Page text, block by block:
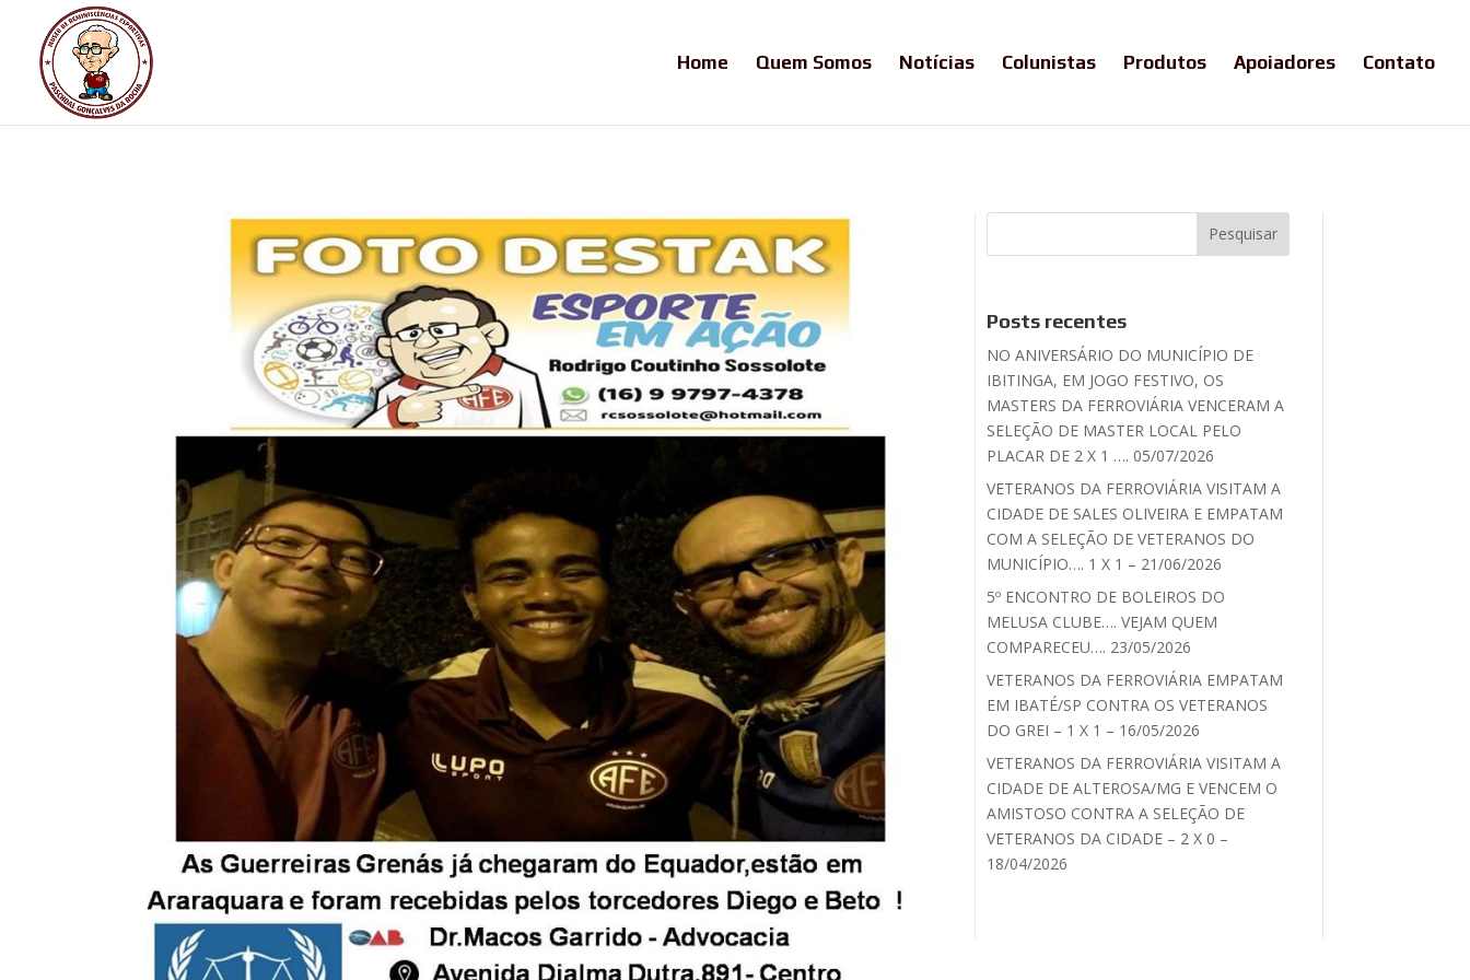
Home Quem Somos Notícias Colunistas Produtos Apoiadores Contato
Posts recentes
NO ANIVERSÁRIO DO MUNICÍPIO DE
IBITINGA, EM JOGO FESTIVO, OS
MASTERS DA FERROVIÁRIA VENCERAM A
SELEÇÃO DE MASTER LOCAL PELO
PLACAR DE 2 X 1 …. 05/07/2026
VETERANOS DA FERROVIÁRIA VISITAM A
CIDADE DE SALES OLIVEIRA E EMPATAM
COM A SELEÇÃO DE VETERANOS DO
MUNICÍPIO…. 1 X 1 – 21/06/2026
5º ENCONTRO DE BOLEIROS DO
MELUSA CLUBE…. VEJAM QUEM
COMPARECEU…. 23/05/2026
VETERANOS DA FERROVIÁRIA EMPATAM
EM IBATÉ/SP CONTRA OS VETERANOS
DO GREI – 1 X 1 – 16/05/2026
VETERANOS DA FERROVIÁRIA VISITAM A
CIDADE DE ALTEROSA/MG E VENCEM O
AMISTOSO CONTRA A SELEÇÃO DE
VETERANOS DA CIDADE – 2 X 0 –
18/04/2026